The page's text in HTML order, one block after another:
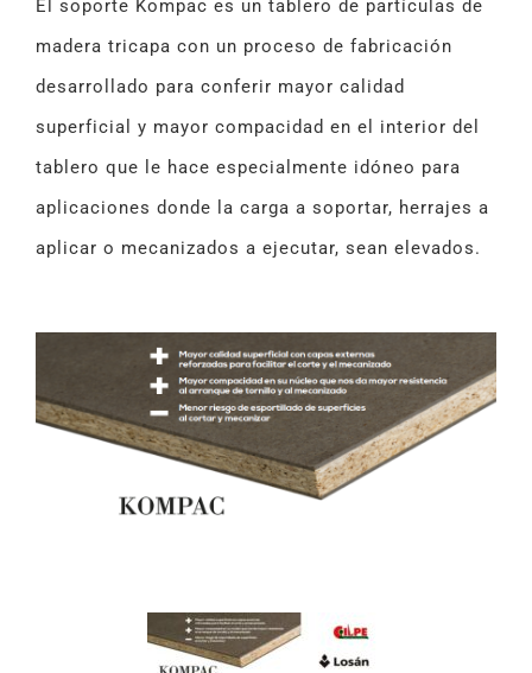
El soporte Kompac es un tablero de partículas de
madera tricapa con un proceso de fabricación
desarrollado para conferir mayor calidad
superficial y mayor compacidad en el interior del
tablero que le hace especialmente idóneo para
aplicaciones donde la carga a soportar, herrajes a
aplicar o mecanizados a ejecutar, sean elevados.